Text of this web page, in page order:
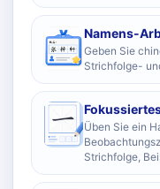
Namens-
Geben Sie
Strichfolge-
Üben Sie ein
Strichfolge,